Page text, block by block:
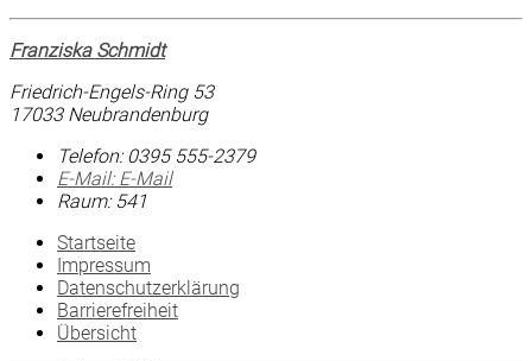
Franziska Schmidt
Friedrich-Engels-Ring 53
17033 Neubrandenburg
Telefon:0395 555-2379
E-Mail: E-Mail
Raum: 541
Startseite
Impressum
Datenschutzerklärung
Barrierefreiheit
Übersicht